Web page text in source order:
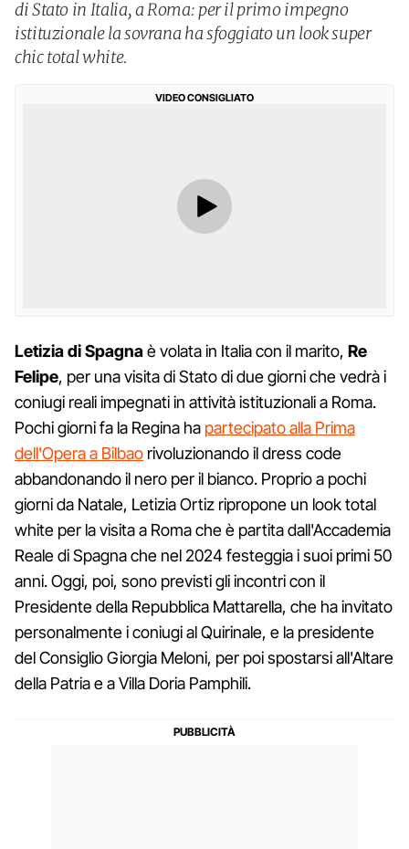
di Stato in Italia, a Roma: per il primo impegno
istituzionale la sovrana ha sfoggiato un look super
chic total white.
VIDEO CONSIGLIATO
Letizia di Spagnaè volata in Italia con il marito, Re
Felipe, per una visita di Stato di due giorni che vedrà i
coniugi reali impegnati in attività istituzionali a Roma.
Pochi giorni fa la Regina ha partecipato alla Prima
dell'Opera a Bilbao rivoluzionando il dress code
abbandonando il nero per il bianco. Proprio a pochi
giorni da Natale, Letizia Ortiz ripropone un look total
white per la visita a Roma che è partita dall'Accademia
Reale di Spagna che nel 2024 festeggia i suoi primi 50
anni. Oggi, poi, sono previsti gli incontri con il
Presidente della Repubblica Mattarella, che ha invitato
personalmente i coniugi al Quirinale, e la presidente
del Consiglio Giorgia Meloni, per poi spostarsi all'Altare
della Patria e a Villa Doria Pamphili.